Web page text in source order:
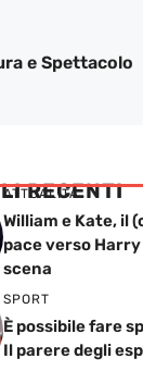
e Spettacolo
RECENTI
ATTUALITÁ
William e Kate, il
pace verso Harry
scena
SPORT
È possibile fare
Il parere degli